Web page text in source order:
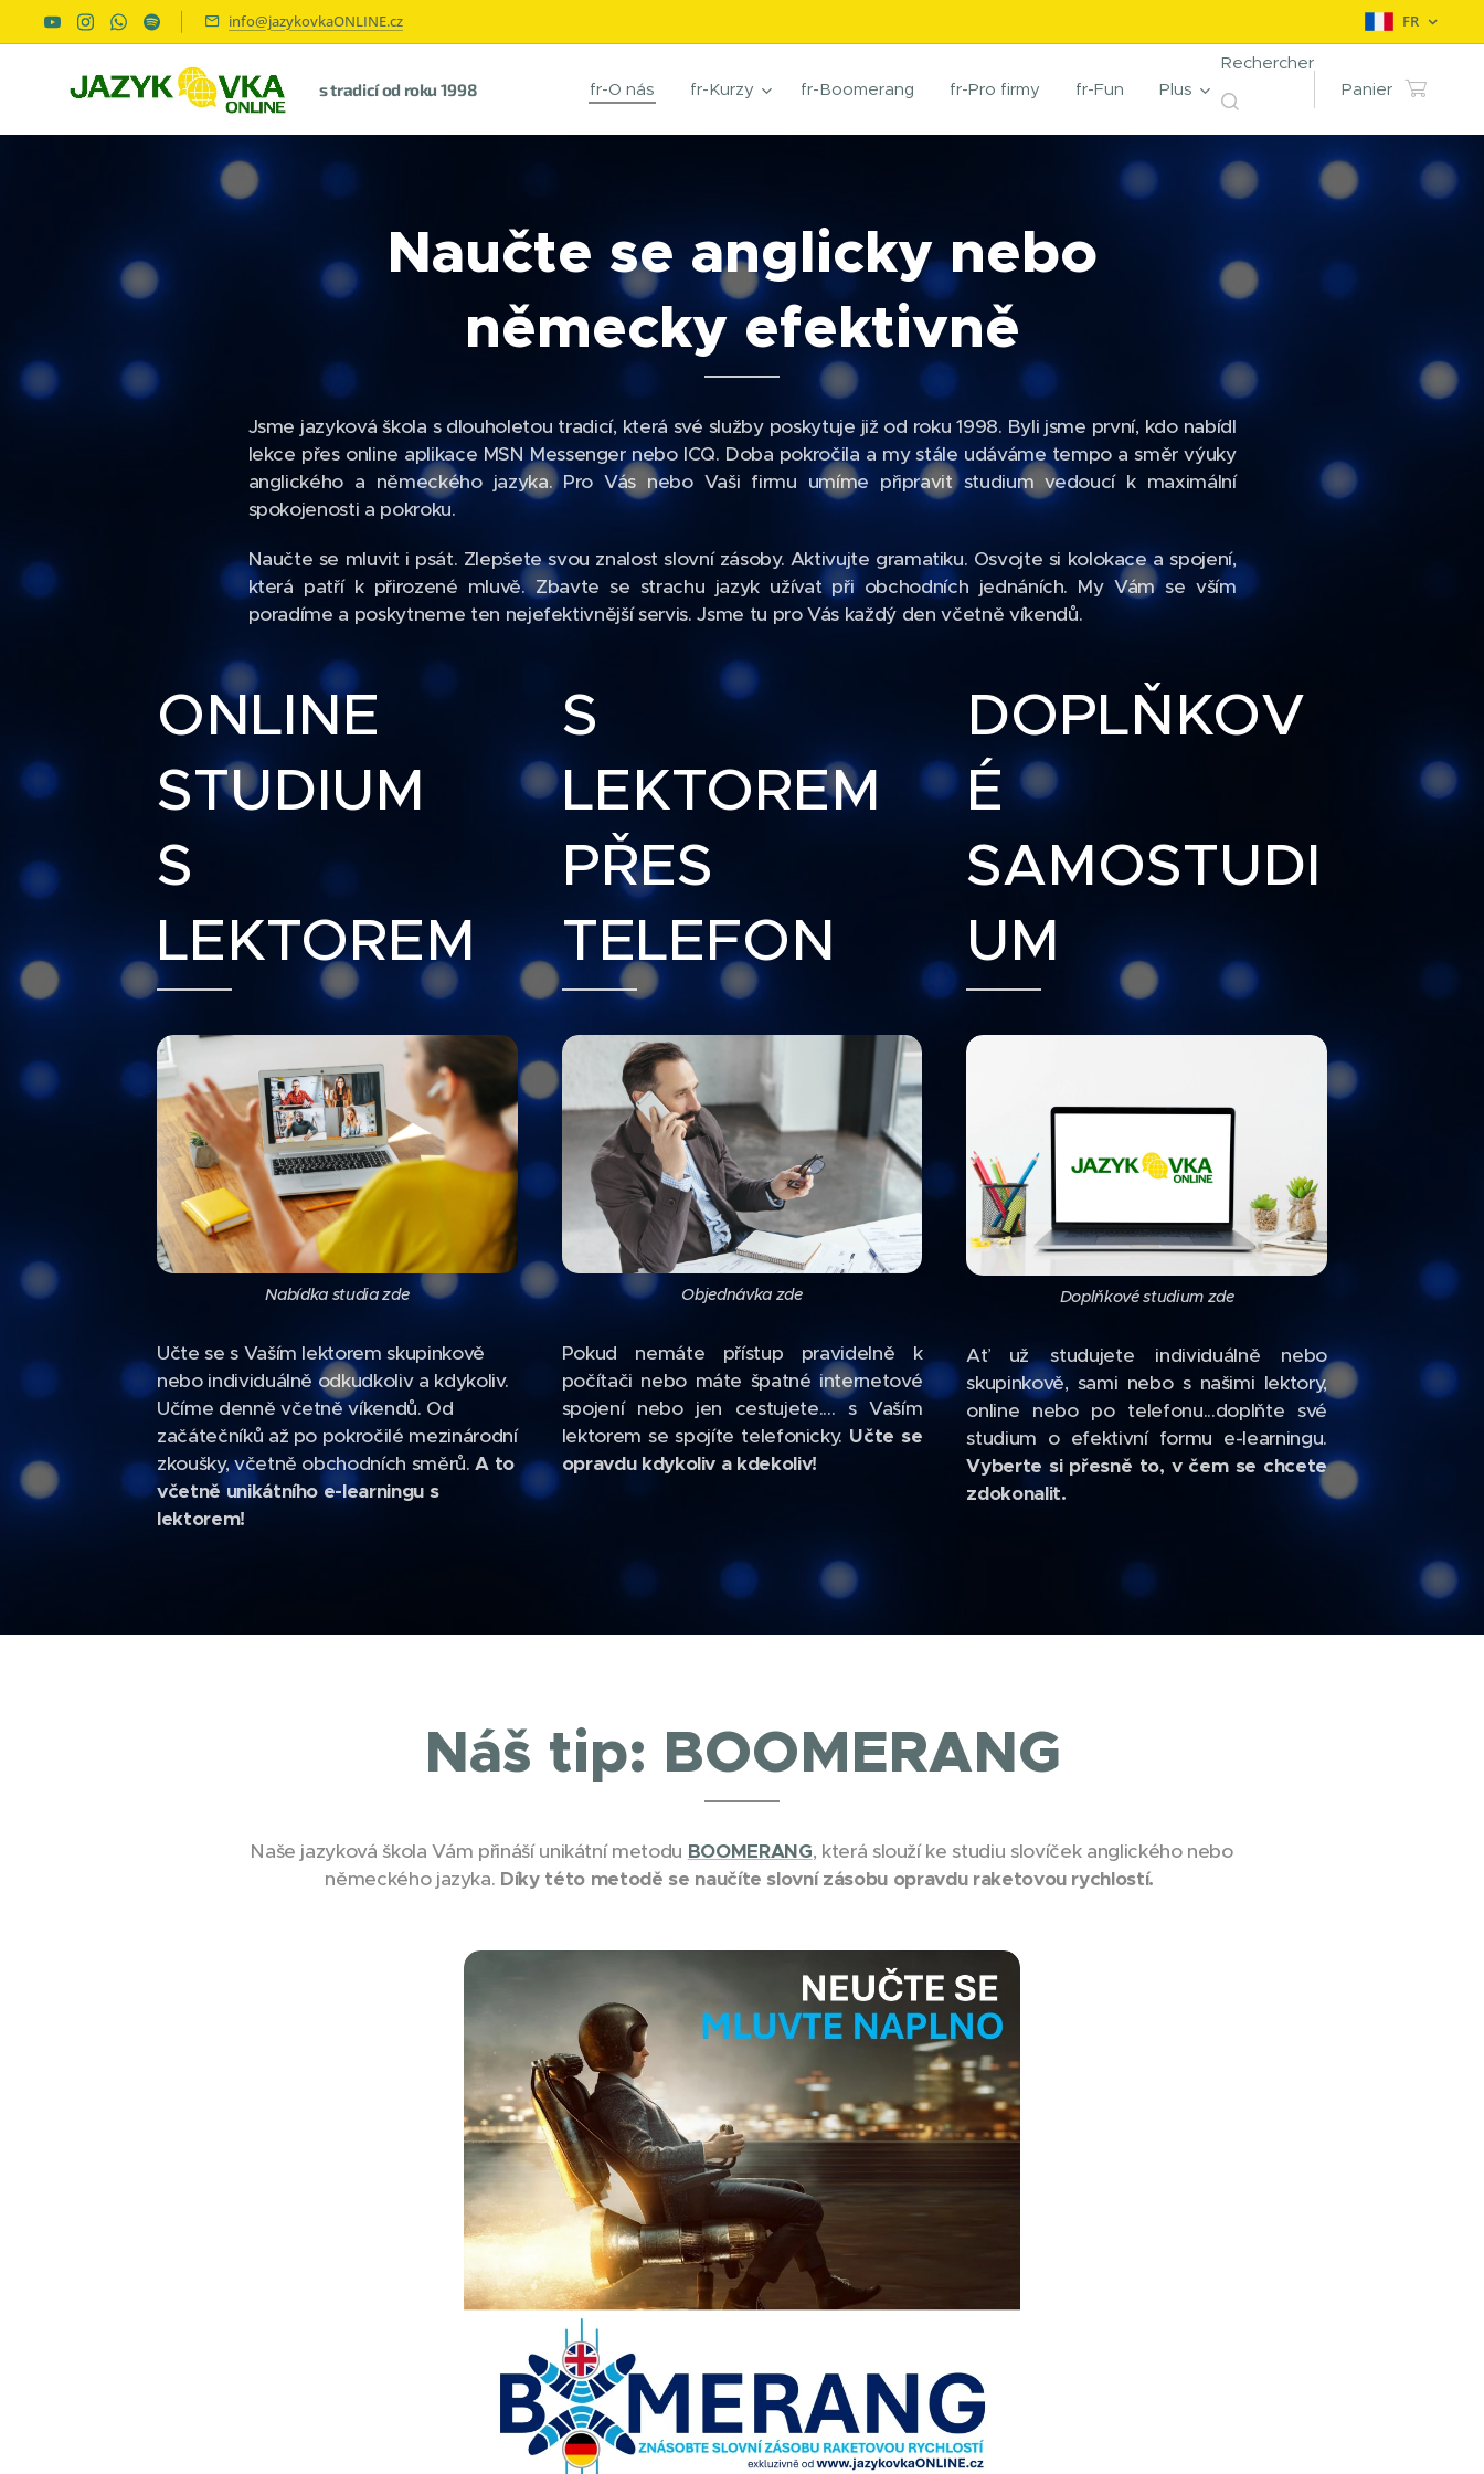
info@jazykovkaONLINE.cz FR
s tradicí od roku 1998 fr-O nás fr-Kurzy fr-Boomerang fr-Pro firmy fr-Fun Plus
Rechercher
Panier
Naučte se anglicky nebo
německy efektivně
Jsme jazyková škola s dlouholetou tradicí, která své služby poskytuje již od roku 1998. Byli jsme první, kdo nabídl
lekce přes online aplikace MSN Messenger nebo ICQ. Doba pokročila a my stále udáváme tempo a směr výuky
anglického a německého jazyka. Pro Vás nebo Vaši firmu umíme připravit studium vedoucí k maximální
spokojenosti a pokroku.
Naučte se mluvit i psát. Zlepšete svou znalost slovní zásoby. Aktivujte gramatiku. Osvojte si kolokace a spojení,
která patří k přirozené mluvě. Zbavte se strachu jazyk užívat při obchodních jednáních. My Vám se vším
poradíme a poskytneme ten nejefektivnější servis. Jsme tu pro Vás každý den včetně víkendů.
ONLINE
STUDIUM
S
LEKTOREM
Nabídka studia zde
Učte se s Vaším lektorem skupinkově
nebo individuálně odkudkoliv a kdykoliv.
Učíme denně včetně víkendů. Od
začátečníků až po pokročilé mezinárodní
zkoušky, včetně obchodních směrů.A to
včetně unikátního e-learningu s
lektorem!
S
LEKTOREM
PŘES
TELEFON
Objednávka zde
Pokud nemáte přístup pravidelně k
počítači nebo máte špatné internetové
spojení nebo jen cestujete.... s Vaším
lektorem se spojíte telefonicky. Učte se
opravdu kdykoliv a kdekoliv!
DOPLŇKOV
É
SAMOSTUDI
UM
Doplňkové studium zde
Ať už studujete individuálně nebo
skupinkově, sami nebo s našimi lektory,
online nebo po telefonu...doplňte své
studium o efektivní formu e-learningu.
Vyberte si přesně to, v čem se chcete
zdokonalit.
Náš tip: BOOMERANG
Naše jazyková škola Vám přináší unikátní metodu BOOMERANG, která slouží ke studiu slovíček anglického nebo
německého jazyka. Díky této metodě se naučíte slovní zásobu opravdu raketovou rychlostí.